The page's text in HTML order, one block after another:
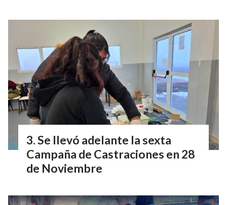
Se llevó adelante la sexta
Campaña de Castraciones en 28
de Noviembre